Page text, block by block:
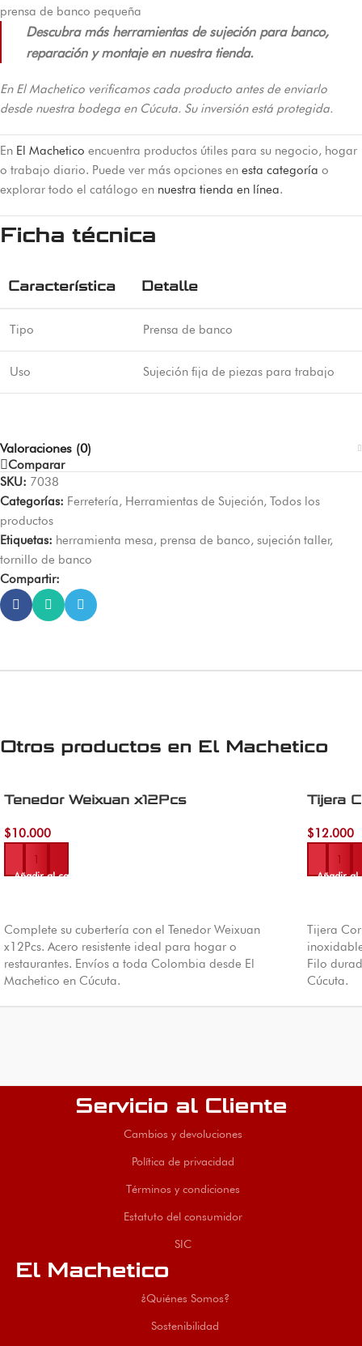
prensa de banco pequeña
Descubra más herramientas de sujeción para banco,
reparación y montaje en nuestra tienda.
En El Machetico verificamos cada producto antes de enviarlo
desde nuestra bodega en Cúcuta. Su inversión está protegida.
En El Machetico encuentra productos útiles para su negocio, hogar
o trabajo diario. Puede ver más opciones en esta categoría o
explorar todo el catálogo en nuestra tienda en línea.
Ficha técnica
Característica Detalle
Tipo Prensa de banco
Uso Sujeción fija de piezas para trabajo
Valoraciones (0)
Comparar
SKU: 7038
Categorías: Ferretería, Herramientas de Sujeción, Todos los
productos
Etiquetas: herramienta mesa, prensa de banco, sujeción taller,
tornillo de banco
Compartir:
Otros productos en El Machetico
Tenedor Weixuan x12Pcs
$10.000
Añadir al carrito
Complete su cubertería con el Tenedor Weixuan
x12Pcs. Acero resistente ideal para hogar o
restaurantes. Envíos a toda Colombia desde El
Machetico en Cúcuta.
Tijera
$12.000
Añadir al
Tijera
Filo
Cúcuta.
Servicio al Cliente
Cambios y devoluciones
Política de privacidad
Términos y condiciones
Estatuto del consumidor
SIC
El Machetico
¿Quiénes Somos?
Sostenibilidad